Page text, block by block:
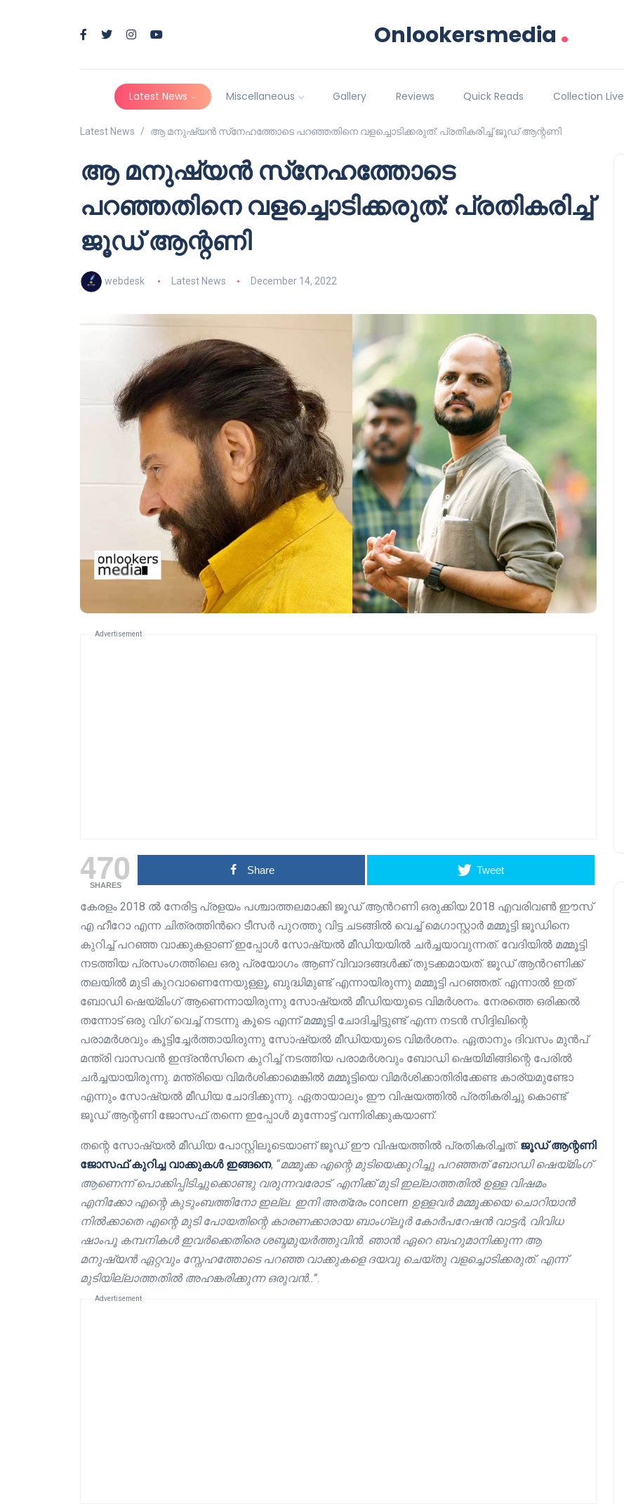
Onlookersmedia .
Latest News Miscellaneous Gallery Reviews Quick Reads Collection Live
Latest News ആ മനുഷ്യന്‍ സ്‌നേഹത്തോടെ പറഞ്ഞതിനെ വളച്ചൊടിക്കരുത്: പ്രതികരിച്ച് ജൂഡ് ആന്റണി
ആ മനുഷ്യന്‍ സ്‌നേഹത്തോടെ
പറഞ്ഞതിനെ വളച്ചൊടിക്കരുത്: പ്രതികരിച്ച്
ജൂഡ് ആന്റണി
webdesk Latest News December 14, 2022
Advertisement
470
SHARES
Share Tweet
കേരളം 2018 ല്‍ നേരിട്ട പ്രളയം പശ്ചാത്തലമാക്കി ജൂഡ് ആന്‍റണി ഒരുക്കിയ 2018 എവരിവണ്‍ ഈസ്
എ ഹീറോ എന്ന ചിത്രത്തിന്‍റെ ടീസര്‍ പുറത്തു വിട്ട ചടങ്ങിൽ വെച്ച് മെഗാസ്റ്റാർ മമ്മൂട്ടി ജൂഡിനെ
കുറിച്ച് പറഞ്ഞ വാക്കുകളാണ് ഇപ്പോൾ സോഷ്യൽ മീഡിയയിൽ ചർച്ചയാവുന്നത്. വേദിയില്‍ മമ്മൂട്ടി
നടത്തിയ പ്രസംഗത്തിലെ ഒരു പ്രയോഗം ആണ് വിവാദങ്ങൾക്ക് തുടക്കമായത്. ജൂഡ് ആന്‍റണിക്ക്
തലയില്‍ മുടി കുറവാണെന്നേയുള്ളൂ, ബുദ്ധിമുണ്ട് എന്നായിരുന്നു മമ്മൂട്ടി പറഞ്ഞത്. എന്നാൽ ഇത്
ബോഡി ഷെയ്മിംഗ് ആണെന്നായിരുന്നു സോഷ്യൽ മീഡിയയുടെ വിമർശനം. നേരത്തെ ഒരിക്കൽ
തന്നോട് ഒരു വിഗ് വെച്ച് നടന്നു കൂടെ എന്ന് മമ്മൂട്ടി ചോദിച്ചിട്ടുണ്ട് എന്ന നടൻ സിദ്ദിഖിന്റെ
പരാമർശവും കൂട്ടിച്ചേർത്തായിരുന്നു സോഷ്യൽ മീഡിയയുടെ വിമർശനം. ഏതാനും ദിവസം മുൻപ്
മന്ത്രി വാസവൻ ഇന്ദ്രൻസിനെ കുറിച്ച് നടത്തിയ പരാമർശവും ബോഡി ഷെയിമിങ്ങിന്റെ പേരിൽ
ചർച്ചയായിരുന്നു. മന്ത്രിയെ വിമർശിക്കാമെങ്കിൽ മമ്മൂട്ടിയെ വിമർശിക്കാതിരിക്കേണ്ട കാര്യമുണ്ടോ
എന്നും സോഷ്യൽ മീഡിയ ചോദിക്കുന്നു. ഏതായാലും ഈ വിഷയത്തിൽ പ്രതികരിച്ചു കൊണ്ട്
ജൂഡ് ആന്റണി ജോസഫ് തന്നെ ഇപ്പോൾ മുന്നോട്ട് വന്നിരിക്കുകയാണ്.
തന്റെ സോഷ്യൽ മീഡിയ പോസ്റ്റിലൂടെയാണ് ജൂഡ് ഈ വിഷയത്തിൽ പ്രതികരിച്ചത്. ജൂഡ് ആന്റണി
ജോസഫ് കുറിച്ച വാക്കുകൾ ഇങ്ങനെ, “മമ്മൂക്ക എന്റെ മുടിയെക്കുറിച്ചു പറഞ്ഞത് ബോഡി ഷെയ്മിംഗ്
ആണെന്ന് പൊക്കിപ്പിടിച്ചുക്കൊണ്ടു വരുന്നവരോട്. എനിക്ക് മുടി ഇല്ലാത്തതിൽ ഉള്ള വിഷമം
എനിക്കോ എന്റെ കുടുംബത്തിനോ ഇല്ല. ഇനി അത്രേം concern ഉള്ളവർ മമ്മൂക്കയെ ചൊറിയാൻ
നില്‍ക്കാതെ എന്റെ മുടി പോയതിന്റെ കാരണക്കാരായ ബാംഗ്ലൂർ കോര്‍പറേഷന്‍ വാട്ടർ, വിവിധ
ഷാംപൂ കമ്പനികൾ ഇവർക്കെതിരെ ശബ്ദമുയർത്തുവിൻ. ഞാൻ ഏറെ ബഹുമാനിക്കുന്ന ആ
മനുഷ്യൻ ഏറ്റവും സ്നേഹത്തോടെ പറഞ്ഞ വാക്കുകളെ ദയവു ചെയ്തു വളച്ചൊടിക്കരുത്. എന്ന്
മുടിയില്ലാത്തതിൽ അഹങ്കരിക്കുന്ന ഒരുവൻ..”
Advertisement